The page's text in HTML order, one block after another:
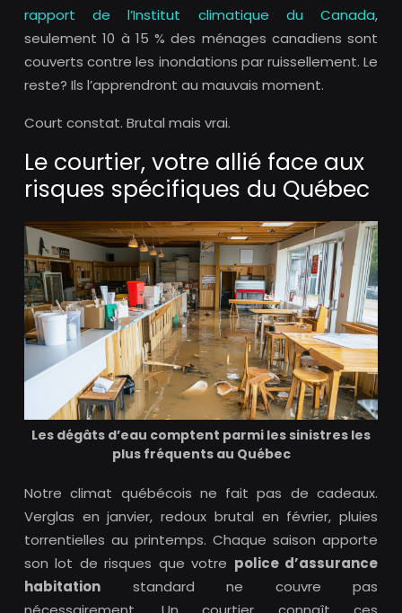
rapport de l’Institut climatique du Canada,
seulement 10 à 15 % des ménages canadiens sont
couverts contre les inondations par ruissellement. Le
reste? Ils l’apprendront au mauvais moment.
Court constat. Brutal mais vrai.
Le courtier, votre allié face aux
risques spécifiques du Québec
Les dégâts d’eau comptent parmi les sinistres les
plus fréquents au Québec
Notre climat québécois ne fait pas de cadeaux.
Verglas en janvier, redoux brutal en février, pluies
torrentielles au printemps. Chaque saison apporte
son lot de risques que votre police d’assurance
habitation standard ne couvre pas